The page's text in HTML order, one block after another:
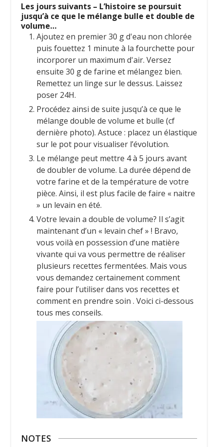
Les jours suivants – L’histoire se poursuit
jusqu’à ce que le mélange bulle et double de
volume…
Ajoutez en premier 30 g d'eau non chlorée
puis fouettez 1 minute à la fourchette pour
incorporer un maximum d'air. Versez
ensuite 30 g de farine et mélangez bien.
Remettez un linge sur le dessus. Laissez
poser 24H.
Procédez ainsi de suite jusqu’à ce que le
mélange double de volume et bulle (cf
dernière photo). Astuce : placez un élastique
sur le pot pour visualiser l’évolution.
Le mélange peut mettre 4 à 5 jours avant
de doubler de volume. La durée dépend de
votre farine et de la température de votre
pièce. Ainsi, il est plus facile de faire « naitre
» un levain en été.
Votre levain a double de volume? Il s’agit
maintenant d’un « levain chef » ! Bravo,
vous voilà en possession d’une matière
vivante qui va vous permettre de réaliser
plusieurs recettes fermentées. Mais vous
vous demandez certainement comment
faire pour l’utiliser dans vos recettes et
comment en prendre soin . Voici ci-dessous
tous mes conseils.
NOTES